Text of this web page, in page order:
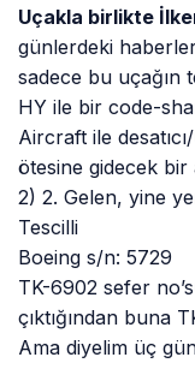
Uçakla birlikte
günlerdeki
sadece bu uçağın
HY ile bir code-
Aircraft ile
ötesine gidecek bir
2) 2. Gelen, yine
Tescilli
Boeing s/n: 5729
TK-6902 sefer
çıktığından buna
Ama diyelim üç